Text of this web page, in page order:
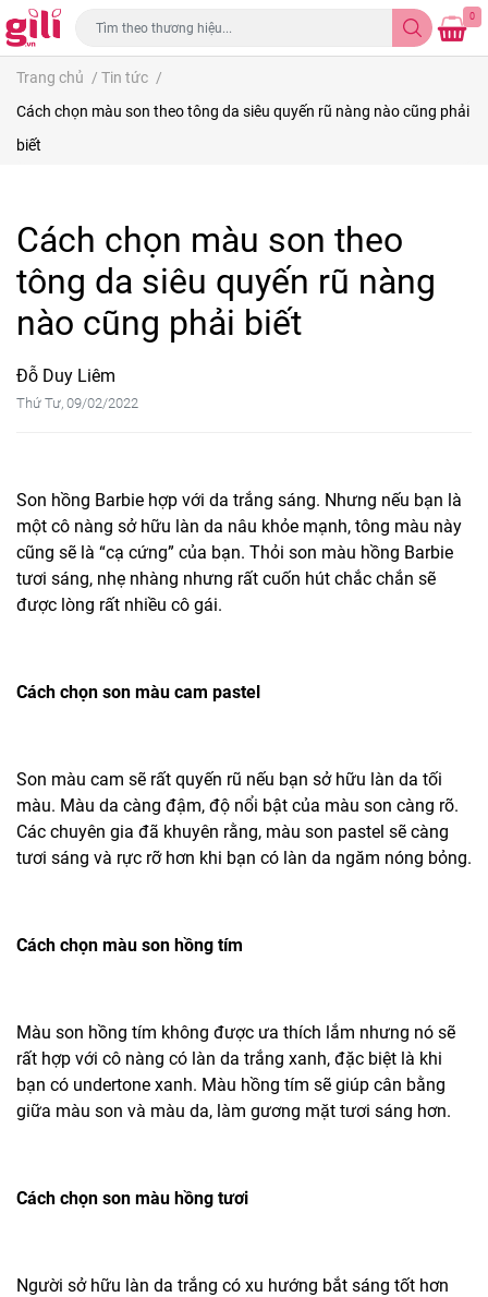
0
Trang chủ / Tin tức /
Cách chọn màu son theo tông da siêu quyến rũ nàng nào cũng phải
biết
Cách chọn màu son theo
tông da siêu quyến rũ nàng
nào cũng phải biết
Đỗ Duy Liêm
Thứ Tư, 09/02/2022
Son hồng Barbie hợp với da trắng sáng. Nhưng nếu bạn là
một cô nàng sở hữu làn da nâu khỏe mạnh, tông màu này
cũng sẽ là “cạ cứng” của bạn. Thỏi son màu hồng Barbie
tươi sáng, nhẹ nhàng nhưng rất cuốn hút chắc chắn sẽ
được lòng rất nhiều cô gái.
Cách chọn son màu cam pastel
Son màu cam sẽ rất quyến rũ nếu bạn sở hữu làn da tối
màu. Màu da càng đậm, độ nổi bật của màu son càng rõ.
Các chuyên gia đã khuyên rằng, màu son pastel sẽ càng
tươi sáng và rực rỡ hơn khi bạn có làn da ngăm nóng bỏng.
Cách chọn màu son hồng tím
Màu son hồng tím không được ưa thích lắm nhưng nó sẽ
rất hợp với cô nàng có làn da trắng xanh, đặc biệt là khi
bạn có undertone xanh. Màu hồng tím sẽ giúp cân bằng
giữa màu son và màu da, làm gương mặt tươi sáng hơn.
Cách chọn son màu hồng tươi
Người sở hữu làn da trắng có xu hướng bắt sáng tốt hơn